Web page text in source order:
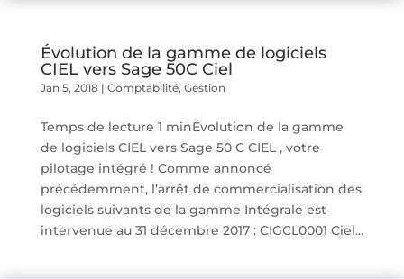
Évolution de la gamme de logiciels
CIEL vers Sage 50C Ciel
Jan 5, 2018| Comptabilité, Gestion
Temps de lecture 1 minÉvolution de la gamme
de logiciels CIEL vers Sage 50 C CIEL , votre
pilotage intégré ! Comme annoncé
précédemment, l’arrêt de commercialisation des
logiciels suivants de la gamme Intégrale est
intervenue au 31 décembre 2017 : CIGCL0001 Ciel...